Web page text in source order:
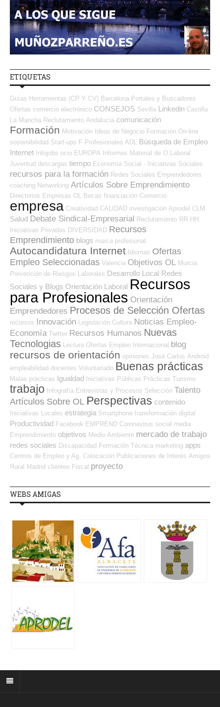
ETIQUETAS
Guías Herramientas (CP Y CV) Barcelona Portales y Buscadores
Ofertas comercio electrónico CONSEJOS Sevilla Linkedin Castilla
La Mancha Reclutamiento Andalucía comunicación
Formación Motivación Ideas de Negocio Formación On-line
sostenibilidad Start-ups F Profesionales ADL Búsqueda de Empleo
Internet Infojobs ocio EUROPA Informes Material de O.Laboral
Juventud descargas tiempo Economía Social - Iniciativas Sociales
recursos para la formación Redes Sociales Emprendedores
coaching Networking Artículos Sobre Emprendimiento
Directorios Empresas OL Becas financiación Comercio
empresa Creatividad CALIDAD investigación Aprodel CLM
Salud Debate Sindical-Empresarial Reclutamiento RR.HH.
Iniciativas Privadas DIVERSIDAD Recursos
Emprendimiento blogs marca profesional
Autocandidatura Internet Idiomas Ofertas
Empleo Seleccionadas Valencia Objetivos OL Murcia
Prevención de Riesgos Laborales Desarrollo Local Redes
Sociales y Blogs Orientación Laboral Recursos
para Profesionales Orientación
Emprendedores Procesos de Selección Ofertas
recursos Innovación Legislación Cultura Noticias Empleo-
Economía Twitter Recursos Humanos Nuevas
Tecnologias Lectura Ofertas Empleo Internacional blog
recursos de orientación opiniones José Carlos Android
empleabilidad docentes Voluntariado Buenas prácticas
Malas prácticas Igualdad Iniciativas Públicas Prácticas Turismo
trabajo Infografía Entrevistas y Procesos Selección Talento
Artículos Sobre OL Perspectivas contenido
Iniciativas Locales estrategia Smartphone transformación digital
Productividad Facebook EMPREND Coronavirus social media
Emprendimiento objetivos Medio Ambiente mercado de trabajo
redes sociales Discapacidad Formación Técnica marketing apps
Centros de Empleo y Ag. Colocación Publicaciones de Interés Amigos
Rural Madrid clientes Fiscal proyecto
WEBS AMIGAS